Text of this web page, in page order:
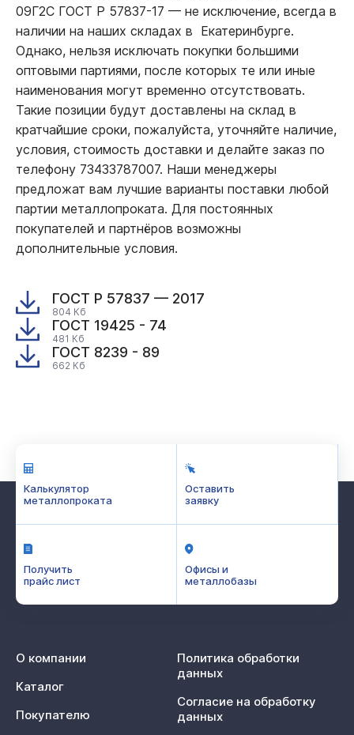
09Г2С ГОСТ Р 57837-17 — не исключение, всегда в
наличии на наших складах в Екатеринбурге.
Однако, нельзя исключать покупки большими
оптовыми партиями, после которых те или иные
наименования могут временно отсутствовать.
Такие позиции будут доставлены на склад в
кратчайшие сроки, пожалуйста, уточняйте наличие,
условия, стоимость доставки и делайте заказ по
телефону 73433787007. Наши менеджеры
предложат вам лучшие варианты поставки любой
партии металлопроката. Для постоянных
покупателей и партнёров возможны
дополнительные условия.
ГОСТ Р 57837 — 2017
804 Кб
ГОСТ 19425 - 74
481 Кб
ГОСТ 8239 - 89
662 Кб
Калькулятор
металлопроката
Оставить
заявку
Получить
прайс лист
Офисы и
металлобазы
О компании
Каталог
Покупателю
Политика обработки
данных
Согласие на обработку
данных